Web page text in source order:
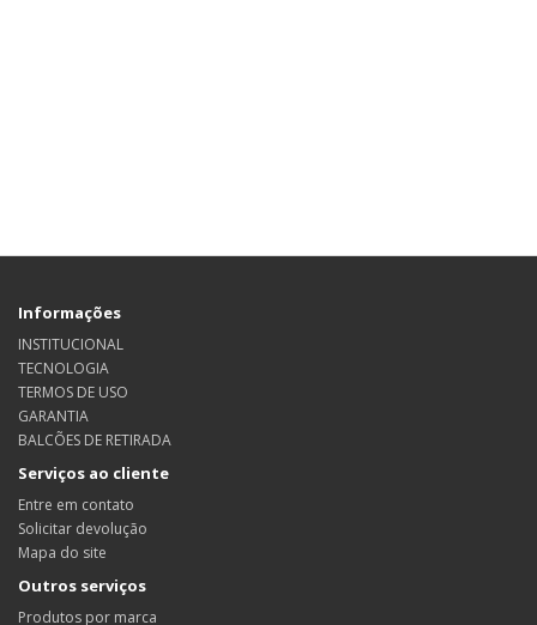
Informações
INSTITUCIONAL
TECNOLOGIA
TERMOS DE USO
GARANTIA
BALCÕES DE RETIRADA
Serviços ao cliente
Entre em contato
Solicitar devolução
Mapa do site
Outros serviços
Produtos por marca